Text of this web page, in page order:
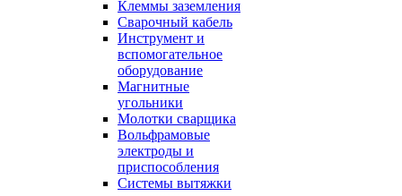
Клеммы заземления
Сварочный кабель
Инструмент и
вспомогательное
оборудование
Магнитные
угольники
Молотки сварщика
Вольфрамовые
электроды и
приспособления
Системы вытяжки